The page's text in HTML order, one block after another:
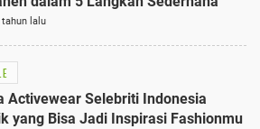
lalu
Activewear Selebriti Indonesia
yang Bisa Jadi Inspirasi Fashionmu